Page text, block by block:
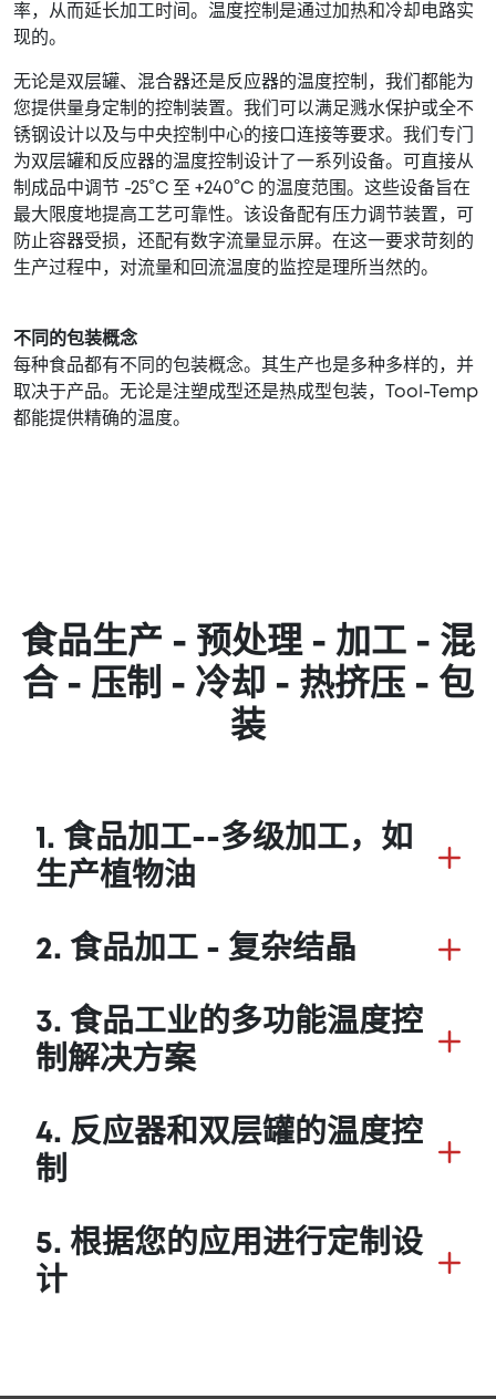
率，从而延长加工时间。温度控制是通过加热和冷却电路实
现的。
无论是双层罐、混合器还是反应器的温度控制，我们都能为
您提供量身定制的控制装置。我们可以满足溅水保护或全不
锈钢设计以及与中央控制中心的接口连接等要求。我们专门
为双层罐和反应器的温度控制设计了一系列设备。可直接从
制成品中调节 -25°C 至 +240°C 的温度范围。这些设备旨在
最大限度地提高工艺可靠性。该设备配有压力调节装置，可
防止容器受损，还配有数字流量显示屏。在这一要求苛刻的
生产过程中，对流量和回流温度的监控是理所当然的。
不同的包装概念
每种食品都有不同的包装概念。其生产也是多种多样的，并
取决于产品。无论是注塑成型还是热成型包装，Tool-Temp
都能提供精确的温度。
食品生产 - 预处理 - 加工 - 混
合 - 压制 - 冷却 - 热挤压 - 包
装
1. 食品加工--多级加工，如
生产植物油
2. 食品加工 - 复杂结晶
3. 食品工业的多功能温度控
制解决方案
4. 反应器和双层罐的温度控
制
5. 根据您的应用进行定制设
计